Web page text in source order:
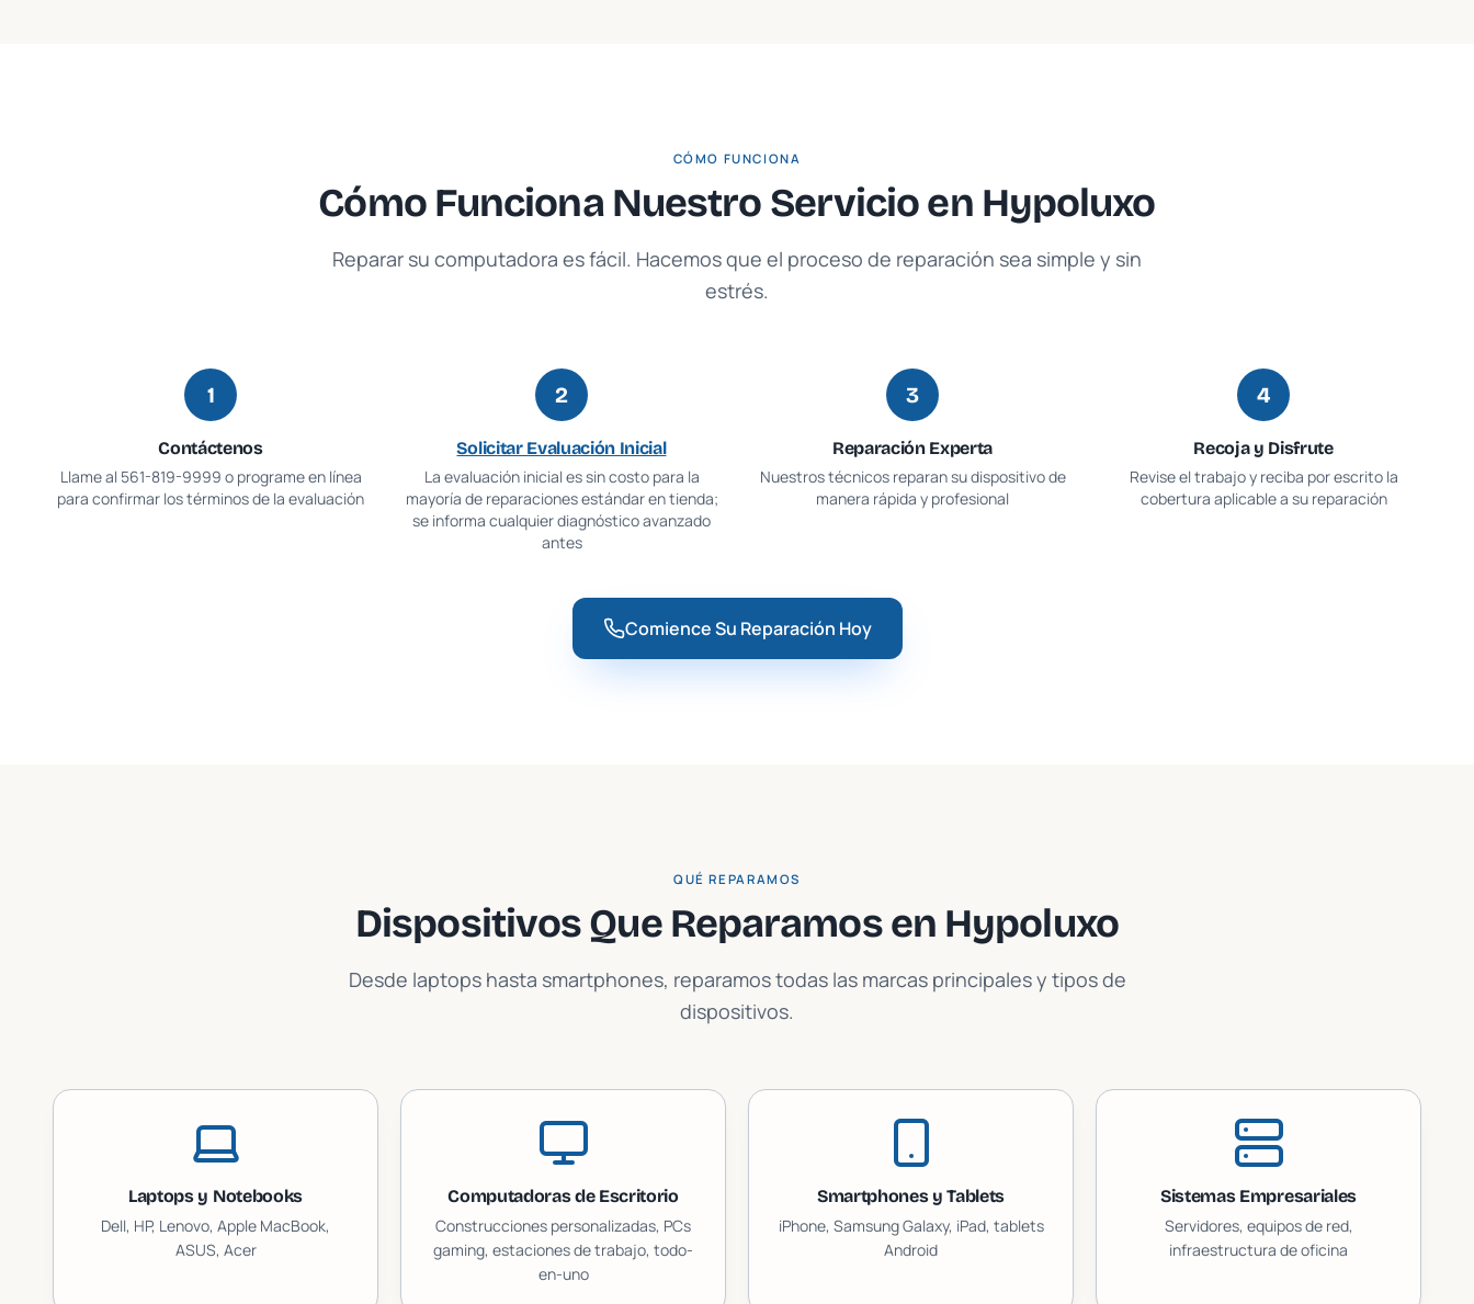
CÓMO FUNCIONA
Cómo Funciona Nuestro Servicio en Hypoluxo
Reparar su computadora es fácil. Hacemos que el proceso de reparación sea simple y sin
estrés.
1
Contáctenos
Llame al 561-819-9999 o programe en línea
para confirmar los términos de la evaluación
2
Solicitar Evaluación Inicial
La evaluación inicial es sin costo para la
mayoría de reparaciones estándar en tienda;
se informa cualquier diagnóstico avanzado
antes
3
Reparación Experta
Nuestros técnicos reparan su dispositivo de
manera rápida y profesional
4
Recoja y Disfrute
Revise el trabajo y reciba por escrito la
cobertura aplicable a su reparación
Comience Su Reparación Hoy
QUÉ REPARAMOS
Dispositivos Que Reparamos en Hypoluxo
Desde laptops hasta smartphones, reparamos todas las marcas principales y tipos de
dispositivos.
Laptops y Notebooks
Dell, HP, Lenovo, Apple MacBook,
ASUS, Acer
Computadoras de Escritorio
Construcciones personalizadas, PCs
gaming, estaciones de trabajo, todo-
en-uno
Smartphones y Tablets
iPhone, Samsung Galaxy, iPad, tablets
Android
Sistemas Empresariales
Servidores, equipos de red,
infraestructura de oficina